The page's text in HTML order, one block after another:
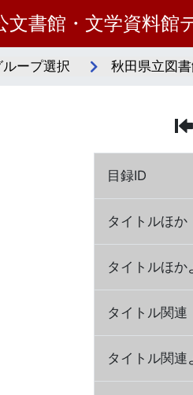
文書館・文学資料館
ープ選択 秋田県立図
目録ID
タイトルほか
タイトルほか
タイトル関連
タイトル関連